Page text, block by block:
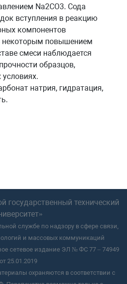
Na2CO3. Сода
вступления в реакцию
компонентов
некоторым повышением
смеси наблюдается
образцов,
натрия, гидратация,
государственный технический
службе по надзору в сфере связи,
и массовых коммуникаций
сетевое издание ЭЛ № ФС 77 – 74949
от 25.01.2019
охраняются в соответствии с